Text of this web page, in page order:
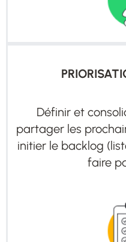
Définir et
partager les
initier le backlog
faire